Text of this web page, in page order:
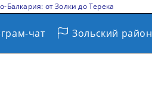
Балкария: от Золки до Терека
чат Зольский район